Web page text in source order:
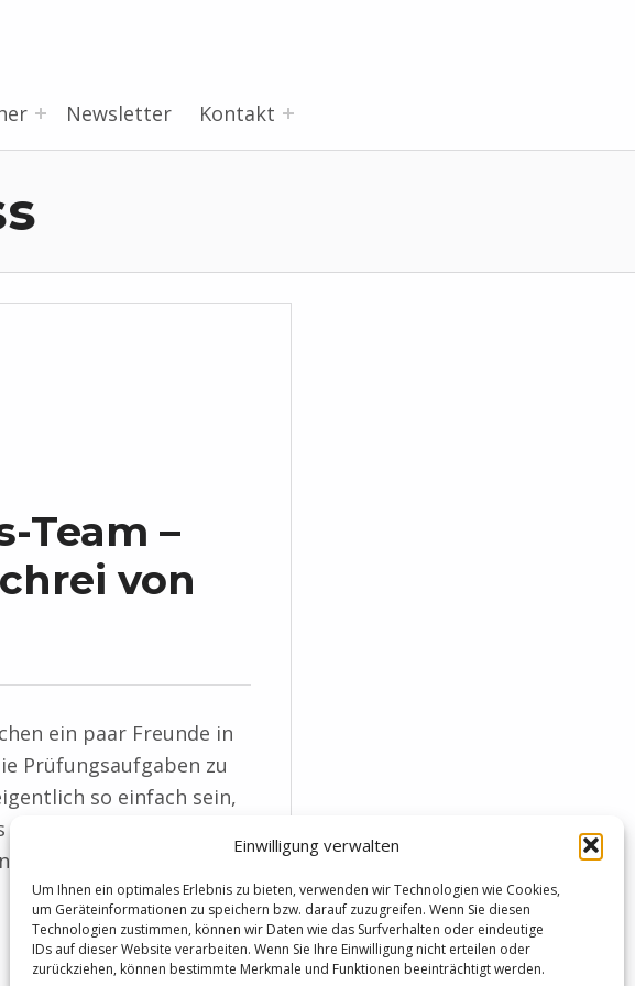
Einwilligung verwalten
Um Ihnen ein optimales Erlebnis zu bieten, verwenden wir Technologien wie Cookies,
um Geräteinformationen zu speichern bzw. darauf zuzugreifen. Wenn Sie diesen
Technologien zustimmen, können wir Daten wie das Surfverhalten oder eindeutige
IDs auf dieser Website verarbeiten. Wenn Sie Ihre Einwilligung nicht erteilen oder
zurückziehen, können bestimmte Merkmale und Funktionen beeinträchtigt werden.
Newsletter Kontakt
Team –
von
ein paar Freunde in
Prüfungsaufgaben zu
so einfach sein,
als geplant. Sie
auf einmal war ein